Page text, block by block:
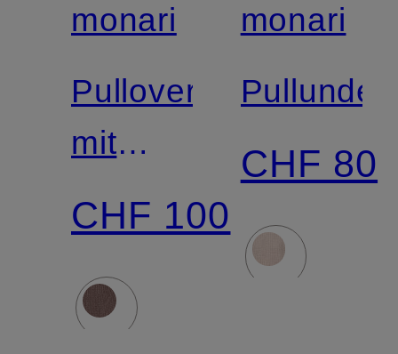
monari
Pullover
mit
Glitzergarn
CHF 100
monari
Pullunder
CHF 80